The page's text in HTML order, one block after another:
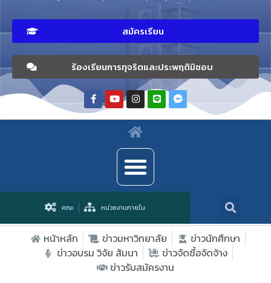
สมัครเรียน
ร้องเรียนการทุจริตและประพฤติมิชอบ
คณะ หน่วยงานภายใน
หน้าหลัก ข่าวมหาวิทยาลัย
ข่าวนักศึกษา
ข่าวอบรม วิจัย สัมนา
ข่าวจัดซื้อจัดจ้าง
ข่าวรับสมัครงาน